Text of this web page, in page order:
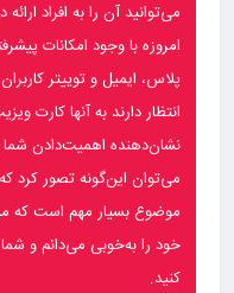
می‌توانید آن را به افراد
امروزه با وجود امکانات
پلاس، ایمیل و توییتر
انتظار دارند به آنها کارت
نشان‌دهنده اهمیت‌دادن
می‌توان این‌گونه تصور کرد
موضوع بسیار مهم است که
خود را به‌خوبی می‌دانم و شما
کنید.